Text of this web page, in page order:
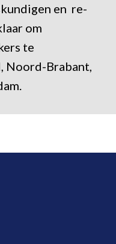
en re-
om
te
Noord-Brabant,